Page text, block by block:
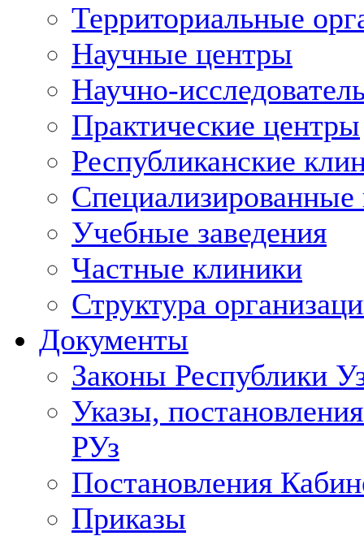
Территориальные
Научные центры
Научно-
Практические центры
Республиканские
Учебные заведения
Частные клиники
Структура
Документы
Законы Республики
Указы,
РУз
Постановления
Приказы